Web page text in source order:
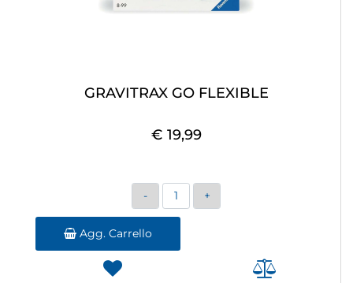
GRAVITRAX GO FLEXIBLE
€ 19,99
Quantità
Agg. Carrello